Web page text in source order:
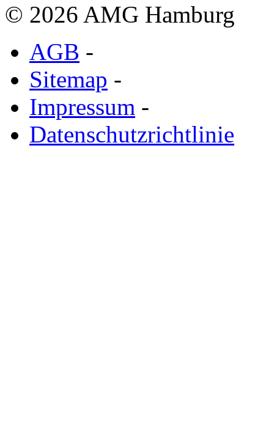
© 2026 AMG Hamburg
AGB -
Sitemap -
Impressum -
Datenschutzrichtlinie